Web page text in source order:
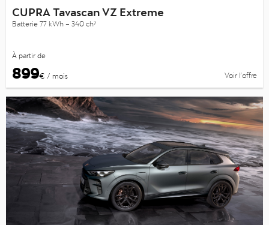
CUPRA Tavascan VZ Extreme
Batterie 77 kWh – 340 ch⁷
À partir de
899€ / mois Voir l’offre